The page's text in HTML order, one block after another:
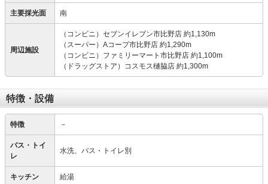
主要採光面 南
周辺施設
（コンビニ）セブンイレブン市比野店 約1,130m
（スーパー）Aコープ市比野店 約1,290m
（コンビニ）ファミリーマート市比野店 約1,100m
（ドラッグストア）コスモス樋脇店 約1,300m
特徴・設備
特徴 －
バス・トイ
レ
水洗、バス・トイレ別
キッチン 給湯